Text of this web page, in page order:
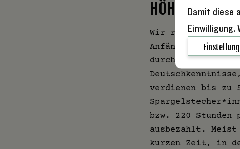
HÖHERE LÖHNE
Wir richten uns
Anfänger-
durch mehr
verdienen bis zu
bzw. 220 Stunden
ausbezahlt.
kurzen Zeit, in
Damit diese